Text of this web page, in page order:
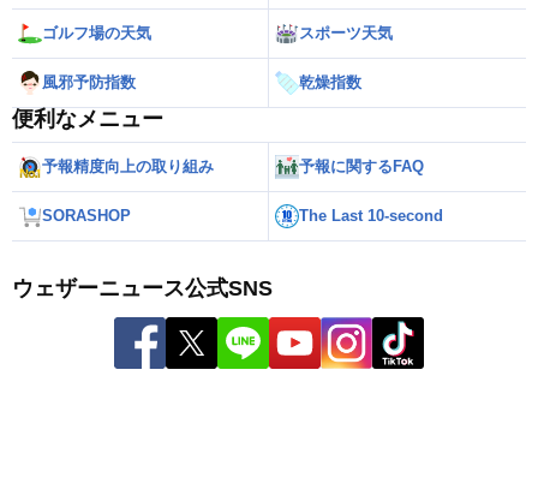
ゴルフ場の天気 スポーツ天気
風邪予防指数 乾燥指数
便利なメニュー
予報精度向上の取り組み 予報に関するFAQ
SORASHOP The Last 10-second
ウェザーニュース公式SNS